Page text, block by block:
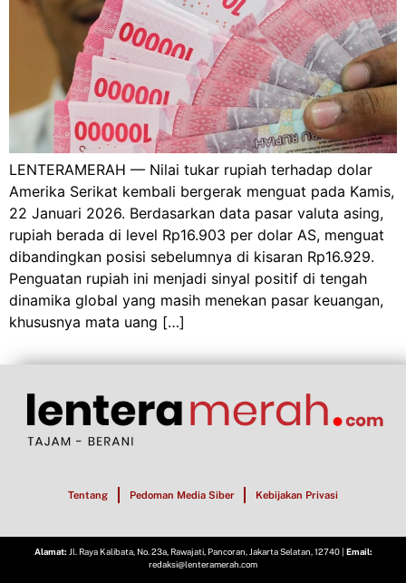
LENTERAMERAH — Nilai tukar rupiah terhadap dolar
Amerika Serikat kembali bergerak menguat pada Kamis,
22 Januari 2026. Berdasarkan data pasar valuta asing,
rupiah berada di level Rp16.903 per dolar AS, menguat
dibandingkan posisi sebelumnya di kisaran Rp16.929.
Penguatan rupiah ini menjadi sinyal positif di tengah
dinamika global yang masih menekan pasar keuangan,
khususnya mata uang […]
Tentang Pedoman Media Siber Kebijakan Privasi
Alamat: Jl. Raya Kalibata, No. 23a, Rawajati, Pancoran, Jakarta Selatan, 12740 | Email:
redaksi@lenteramerah.com